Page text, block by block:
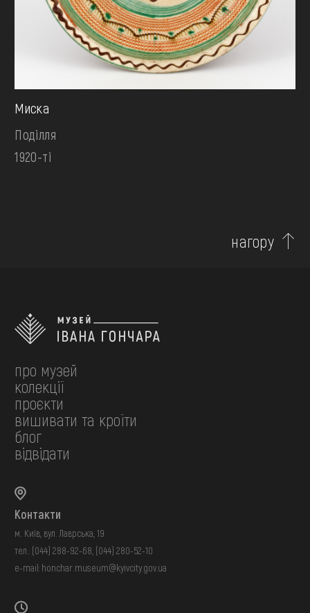
Миска
Поділля
1920-ті
нагору
про музей
колекції
проєкти
вишивати та кроїти
блог
відвідати
Контакти
м. Київ, вул. Лаврська, 19
тел.: (044) 288-92-68 (044) 280-52-10
e-mail: honchar.museum@kyivcity.gov.ua